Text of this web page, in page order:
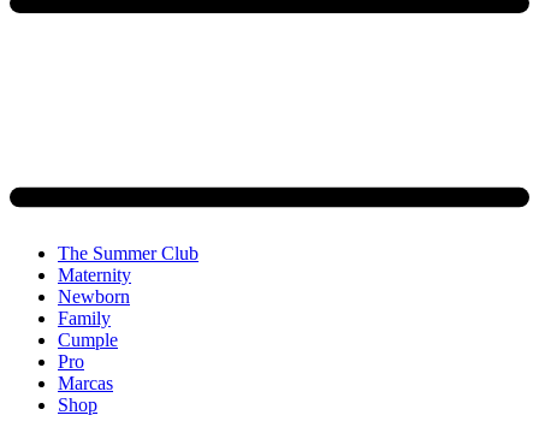
The Summer Club
Maternity
Newborn
Family
Cumple
Pro
Marcas
Shop